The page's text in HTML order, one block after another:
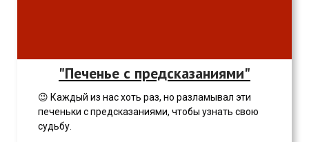
"Печенье с предсказаниями"
😉 Каждый из нас хоть раз, но разламывал эти
печеньки с предсказаниями, чтобы узнать свою
судьбу.